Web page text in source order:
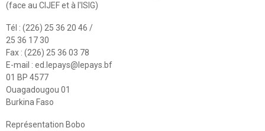
(face au CIJEF et à l'ISIG)
Tél : (226) 25 36 20 46 /
25 36 17 30
Fax : (226) 25 36 03 78
E-mail : ed.lepays@lepays.bf
01 BP 4577
Ouagadougou 01
Burkina Faso
Représentation Bobo